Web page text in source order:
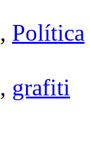
, Política
, grafiti